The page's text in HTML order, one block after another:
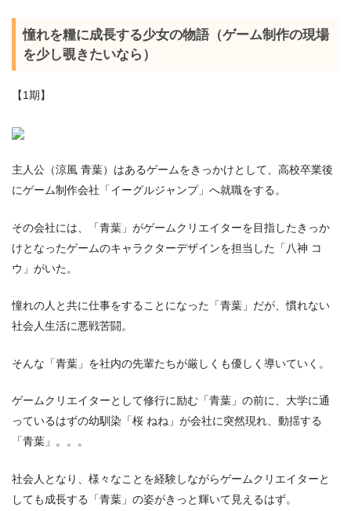
憧れを糧に成長する少女の物語（ゲーム制作の現場
を少し覗きたいなら）
【1期】
主人公（涼風 青葉）はあるゲームをきっかけとして、高校卒業後
にゲーム制作会社「イーグルジャンプ」へ就職をする。
その会社には、「青葉」がゲームクリエイターを目指したきっか
けとなったゲームのキャラクターデザインを担当した「八神 コ
ウ」がいた。
憧れの人と共に仕事をすることになった「青葉」だが、慣れない
社会人生活に悪戦苦闘。
そんな「青葉」を社内の先輩たちが厳しくも優しく導いていく。
ゲームクリエイターとして修行に励む「青葉」の前に、大学に通
っているはずの幼馴染「桜 ねね」が会社に突然現れ、動揺する
「青葉」。。。
社会人となり、様々なことを経験しながらゲームクリエイターと
しても成長する「青葉」の姿がきっと輝いて見えるはず。